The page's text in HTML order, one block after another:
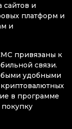
сайтов и
платформ и
и
привязаны к
связи.
удобными
в программе
покупку